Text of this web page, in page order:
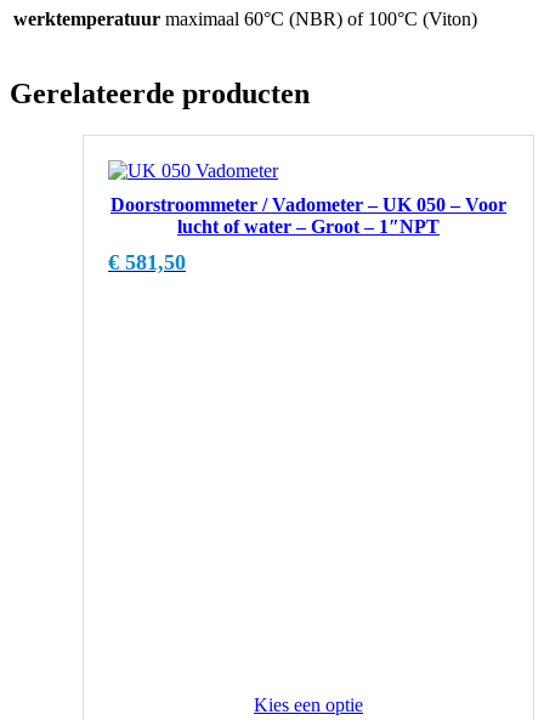
werktemperatuur maximaal 60°C (NBR) of 100°C (Viton)
Gerelateerde producten
Doorstroommeter / Vadometer – UK 050 – Voor
lucht of water – Groot – 1″NPT
€ 581,50
Kies een optie